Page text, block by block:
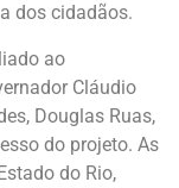
dos cidadãos.
ao
Cláudio
Douglas Ruas,
do projeto. As
do Rio,